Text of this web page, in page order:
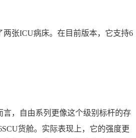
张ICU病床。在目前版本，它支持6
，自由系列更像这个级别标杆的存
货舱。实际表现上，它的强度更